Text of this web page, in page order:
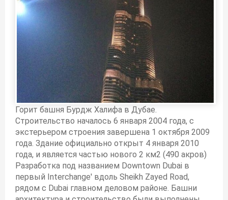
Горит башня Бурдж Халифа в Дубае.
Строительство началось 6 января 2004 года, с
экстерьером строения завершена 1 октября 2009
года. Здание официально открыт 4 января 2010
года, и является частью нового 2 км2 (490 акров)
Разработка под названием Downtown Dubai в
первый Interchange' вдоль Sheikh Zayed Road,
рядом с Dubai главном деловом районе. Башни